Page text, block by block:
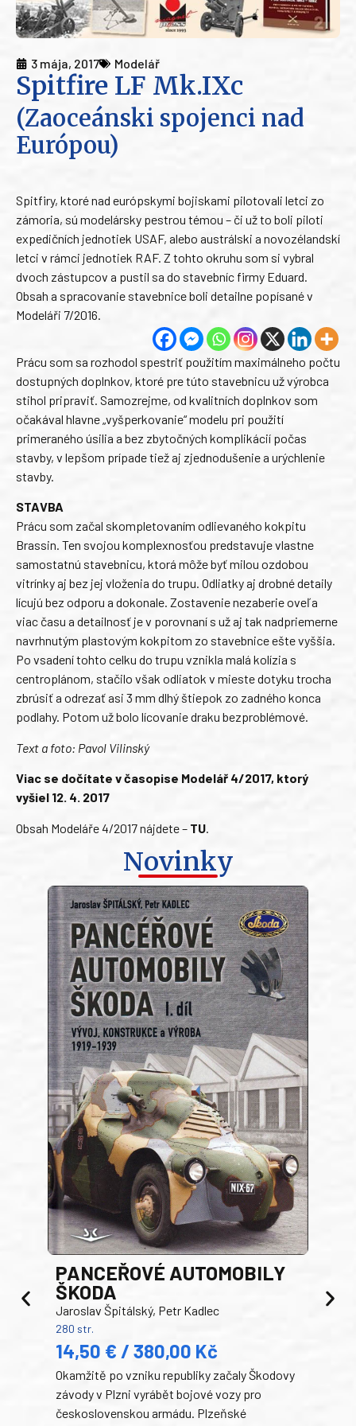
3 mája, 2017 Modelář
Spitfire LF Mk.IXc
(Zaoceánski spojenci nad
Európou)
Spitfiry, ktoré nad európskymi bojiskami pilotovali letci zo
zámoria, sú modelársky pestrou témou – či už to boli piloti
expedičních jednotiek USAF, alebo austrálski a novozélandskí
letci v rámci jednotiek RAF. Z tohto okruhu som si vybral
dvoch zástupcov a pustil sa do stavebníc firmy Eduard.
Obsah a spracovanie stavebnice boli detailne popísané v
Modeláři 7/2016.
Prácu som sa rozhodol spestriť použitím maximálneho počtu
dostupných doplnkov, ktoré pre túto stavebnicu už výrobca
stihol pripraviť. Samozrejme, od kvalitních doplnkov som
očakával hlavne „vyšperkovanie“ modelu pri použití
primeraného úsilia a bez zbytočných komplikácií počas
stavby, v lepšom prípade tiež aj zjednodušenie a urýchlenie
stavby.
STAVBA
Prácu som začal skompletovaním odlievaného kokpitu
Brassin. Ten svojou komplexnosťou predstavuje vlastne
samostatnú stavebnicu, ktorá môže byť milou ozdobou
vitrínky aj bez jej vloženia do trupu. Odliatky aj drobné detaily
lícujú bez odporu a dokonale. Zostavenie nezaberie oveľa
viac času a detailnosť je v porovnaní s už aj tak nadpriemerne
navrhnutým plastovým kokpitom zo stavebnice ešte vyššia.
Po vsadení tohto celku do trupu vznikla malá kolízia s
centroplánom, stačilo však odliatok v mieste dotyku trocha
zbrúsiť a odrezať asi 3 mm dlhý štiepok zo zadného konca
podlahy. Potom už bolo lícovanie draku bezproblémové.
Text a foto: Pavol Vilinský
Viac se dočítate v časopise Modelář 4/2017, ktorý
vyšiel 12. 4. 2017
Obsah Modeláře 4/2017 nájdete – TU
Novinky
PANCEŘOVÉ AUTOMOBILY
ŠKODA
Jaroslav Špitálský, Petr Kadlec
280 str.
14,50 € / 380,00 Kč
Okamžitě po vzniku republiky začaly Škodovy
závody v Plzni vyrábět bojové vozy pro
československou armádu. Plzeňské